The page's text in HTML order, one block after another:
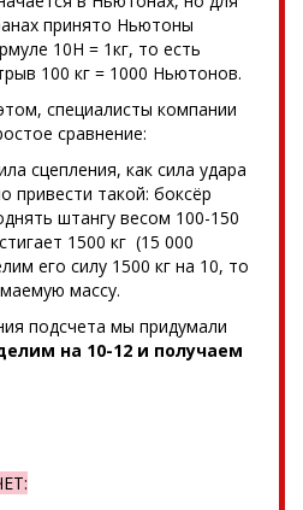
принято Ньютоны
10Н = 1кг, то есть
100 кг = 1000 Ньютонов.
специалисты компании
сравнение:
сцепления, как сила удара
привести такой: боксёр
штангу весом 100-150
1500 кг (15 000
его силу 1500 кг на 10, то
массу.
подсчета мы придумали
на 10-12 и получаем